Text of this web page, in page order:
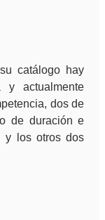
catálogo hay
actualmente
dos de
de duración e
y los otros dos